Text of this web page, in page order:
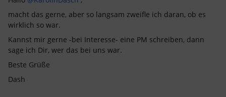
macht das gerne, aber so langsam zweifle ich daran, ob es
wirklich so war.
Kannst mir gerne -bei Interesse- eine PM schreiben, dann
sage ich Dir, wer das bei uns war.
Beste Grüße
Dash